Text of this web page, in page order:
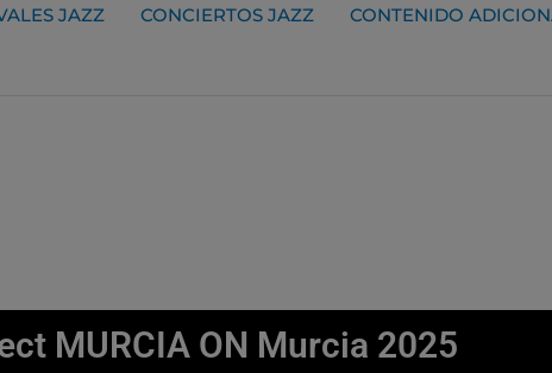
JAZZ CONCIERTOS JAZZ
CONTENIDO
MURCIA ON Murcia 2025